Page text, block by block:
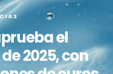
el
2025, con